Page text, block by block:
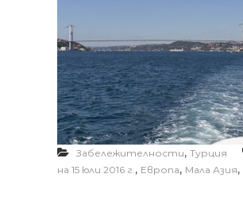
Забележителности, Турция
на 15 юли 2016 г. , Европа, Мала Азия,